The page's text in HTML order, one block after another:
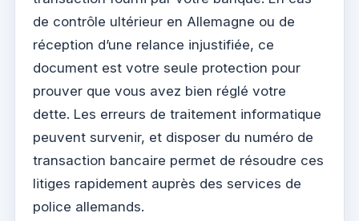
de contrôle ultérieur en Allemagne ou de
réception d’une relance injustifiée, ce
document est votre seule protection pour
prouver que vous avez bien réglé votre
dette. Les erreurs de traitement informatique
peuvent survenir, et disposer du numéro de
transaction bancaire permet de résoudre ces
litiges rapidement auprès des services de
police allemands.